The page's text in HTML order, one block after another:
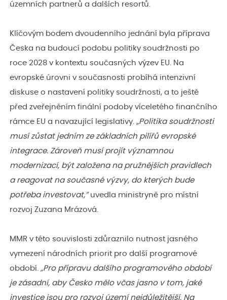
územních partnerů a dalších resortů.
Klíčovým bodem dvoudenního jednání byla příprava
Česka na budoucí podobu politiky soudržnosti po
roce 2028 v kontextu současných výzev EU. Na
evropské úrovni v současnosti probíhá intenzivní
diskuse o nastavení politiky soudržnosti, a to ještě
před zveřejněním finální podoby víceletého finančního
rámce EU a navazující legislativy. „Politika soudržnosti
musí zůstat jedním ze základních pilířů evropské
integrace. Zároveň musí projít významnou
modernizací, být založena na pružnějších pravidlech
a reagovat na současné výzvy, do kterých bude
potřeba investovat,” uvedla ministryně pro místní
rozvoj Zuzana Mrázová.
MMR v této souvislosti zdůraznilo nutnost jasného
vymezení národních priorit pro další programové
období. „Pro přípravu dalšího programového období
je zásadní, aby Česko mělo včas jasno v tom, jaké
investice jsou pro rozvoj území nejdůležitější. Na